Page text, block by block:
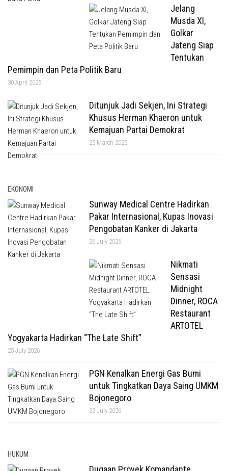
Jelang
Musda XI,
Golkar
Jateng Siap
Tentukan
Pemimpin dan Peta Politik Baru
30 April 2025
Ditunjuk Jadi Sekjen, Ini Strategi
Khusus Herman Khaeron untuk
Kemajuan Partai Demokrat
25 March 2025
EKONOMI
Sunway Medical Centre Hadirkan
Pakar Internasional, Kupas Inovasi
Pengobatan Kanker di Jakarta
26 July 2026
Nikmati
Sensasi
Midnight
Dinner, ROCA
Restaurant
ARTOTEL
Yogyakarta Hadirkan “The Late Shift”
25 July 2026
PGN Kenalkan Energi Gas Bumi
untuk Tingkatkan Daya Saing UMKM
Bojonegoro
23 July 2026
HUKUM